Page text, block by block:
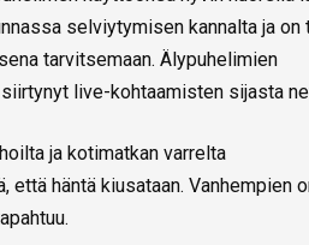
selviytymisen kannalta ja on
tarvitsemaan. Älypuhelimien
live-kohtaamisten sijasta
ja kotimatkan varrelta
että häntä kiusataan. Vanhempien